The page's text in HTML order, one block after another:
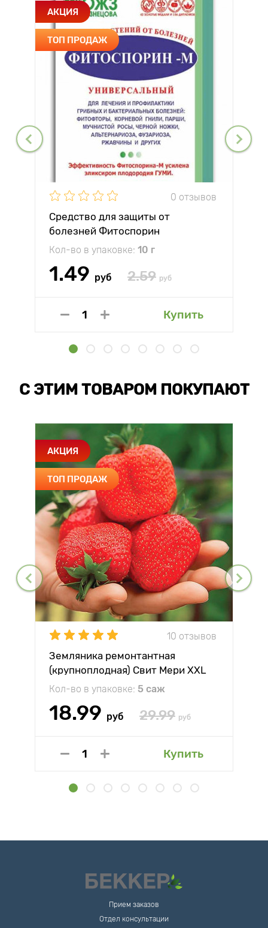
АКЦИЯ
ТОП ПРОДАЖ
0 отзывов
Средство для защиты от
болезней Фитоспорин
Кол-во в упаковке: 10 г
1.49 руб 2.59 руб
Купить
С ЭТИМ ТОВАРОМ ПОКУПАЮТ
АКЦИЯ
ТОП ПРОДАЖ
10 отзывов
Земляника ремонтантная
(крупноплодная) Свит Мери XXL
Кол-во в упаковке: 5 саж
18.99 руб 29.99 руб
Купить
Прием заказов
Отдел консультации